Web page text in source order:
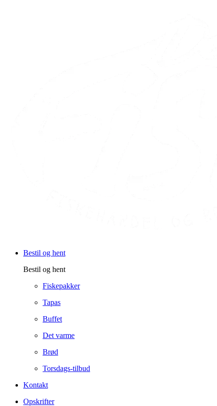
Bestil og hent
Bestil og hent
Fiskepakker
Tapas
Buffet
Det varme
Brød
Torsdags-tilbud
Kontakt
Opskrifter